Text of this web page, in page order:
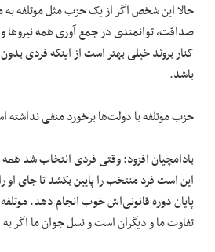
حالا این شخص اگر از یک حزب مثل موتلفه به
صداقت، توانمندی در جمع آوری همه نیروها و
کنار بروند خیلی بهتر است از اینکه فردی
باشد.
حزب موتلفه با دولت‌ها برخورد منفی نداشته
بادامچیان افزود: وقتی فردی انتخاب شد
این است فرد منتخب را پایین بکشد تا جای او
پایان دوره قانونی‌اش خوب انجام دهد.
تفاوت ما و دیگران است و نسل جوان ما اگر